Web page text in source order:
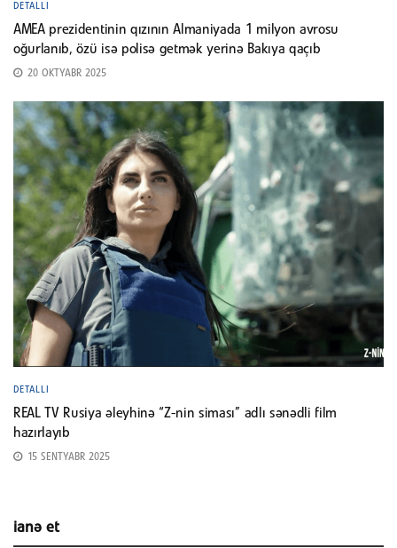
DETALLI
AMEA prezidentinin qızının Almaniyada 1 milyon avrosu
oğurlanıb, özü isə polisə getmək yerinə Bakıya qaçıb
20 OKTYABR 2025
DETALLI
REAL TV Rusiya əleyhinə “Z-nin siması” adlı sənədli film
hazırlayıb
15 SENTYABR 2025
ianə et